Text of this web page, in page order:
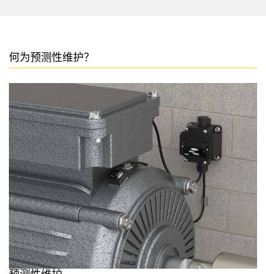
软件
传感器GUI软件
邦纳测量传感器软件
技术
带 IO-Link 的传感器
何为预测性维护？